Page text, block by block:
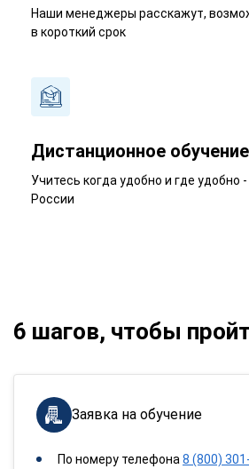
Наши менеджеры расскажут,
в короткий срок
Дистанционное обучение
Учитесь когда удобно и где удобно
России
6 шагов, чтобы
Заявка на обучение
По номеру телефона 8 (800)